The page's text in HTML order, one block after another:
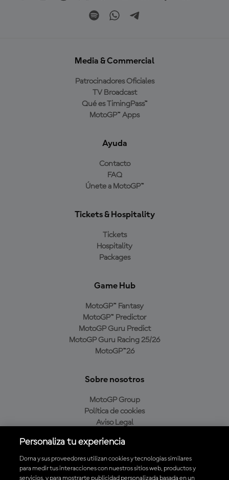
Media & Commercial
Patrocinadores Oficiales
TV Broadcast
Qué es TimingPass™
MotoGP™ Apps
Ayuda
Contacto
FAQ
Únete a MotoGP™
Tickets & Hospitality
Tickets
Hospitality
Packages
Game Hub
MotoGP™ Fantasy
MotoGP™ Predictor
MotoGP Guru Predict
MotoGP Guru Racing 25/26
MotoGP™26
Sobre nosotros
MotoGP Group
Política de cookies
Aviso Legal
Política de compra
Personaliza tu experiencia
Dorna y sus proveedores utilizan cookies y tecnologías similares
para medir tus interacciones con nuestros sitios web, productos y
servicios, y para mostrarte publicidad personalizada basada en un